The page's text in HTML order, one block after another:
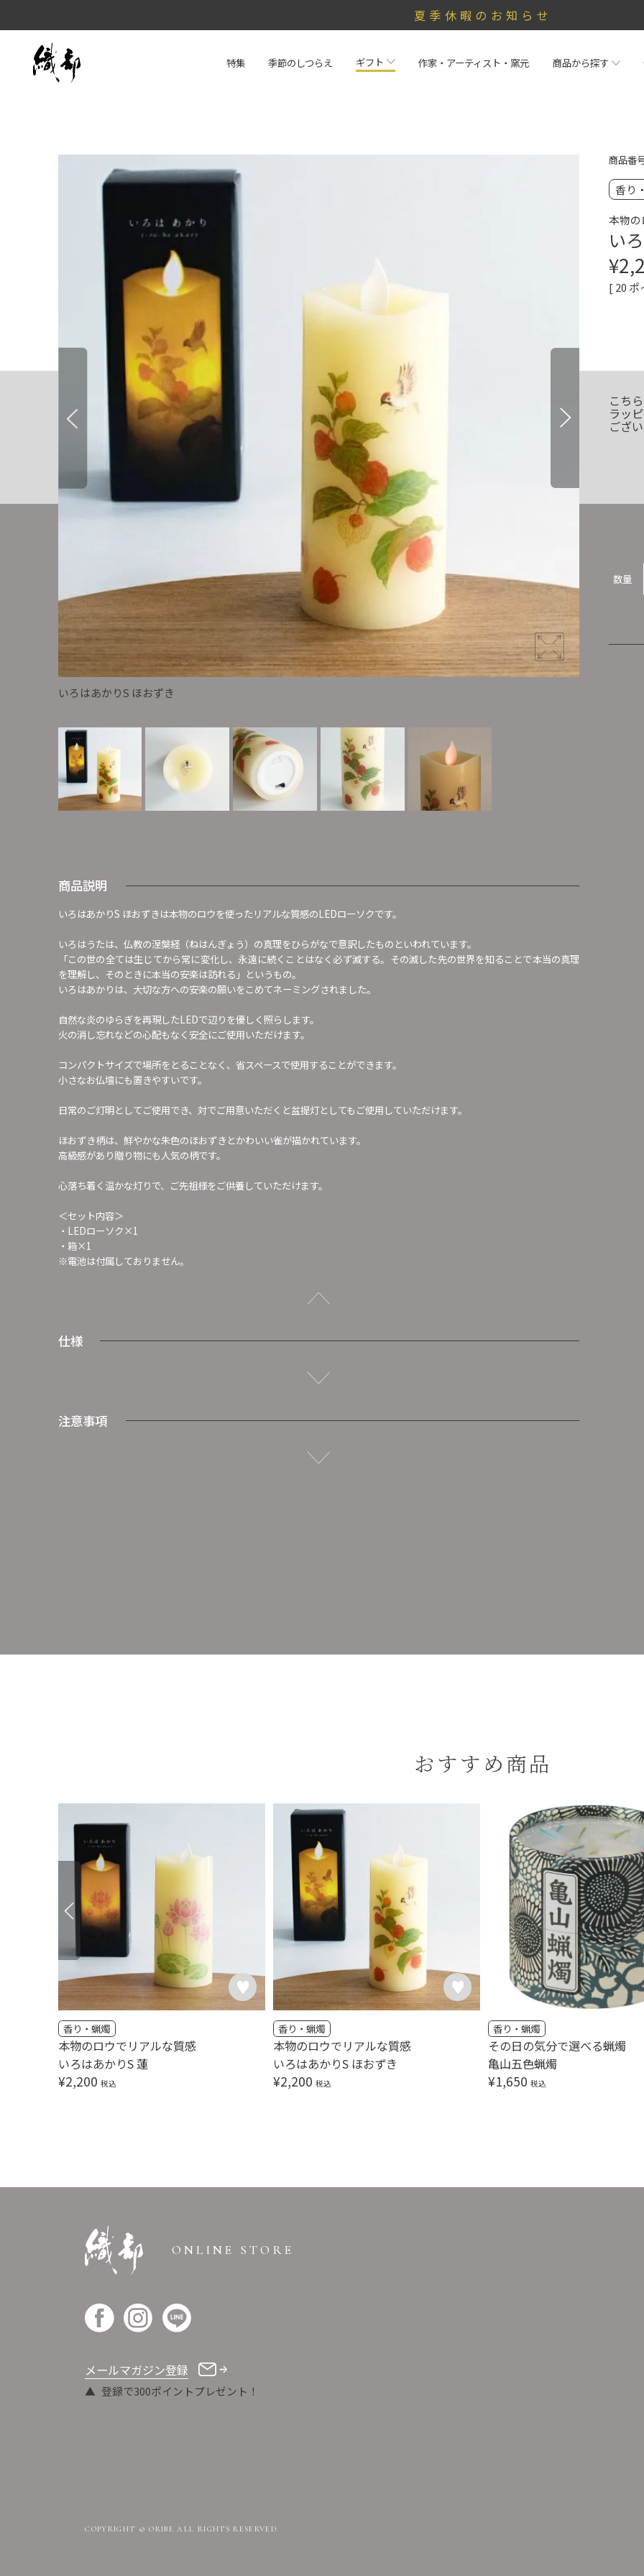
夏季休暇のお知らせ
特集 季節のしつらえ ギフト 作家・アーティスト・窯元 商品から探す
いろはあかりS ほおずき
商品説明
いろはあかりS ほおずきは本物のロウを使ったリアルな質感のLEDローソクです。
いろはうたは、仏教の涅槃経（ねはんぎょう）の真理をひらがなで意訳したものといわれています。
「この世の全ては生じてから常に変化し、永遠に続くことはなく必ず滅する。その滅した先の世界を知ることで本当の真理
を理解し、そのときに本当の安楽は訪れる」というもの。
いろはあかりは、大切な方への安楽の願いをこめてネーミングされました。
自然な炎のゆらぎを再現したLEDで辺りを優しく照らします。
火の消し忘れなどの心配もなく安全にご使用いただけます。
コンパクトサイズで場所をとることなく、省スペースで使用することができます。
小さなお仏壇にも置きやすいです。
日常のご灯明としてご使用でき、対でご用意いただくと盆提灯としてもご使用していただけます。
ほおずき柄は、鮮やかな朱色のほおずきとかわいい雀が描かれています。
高級感があり贈り物にも人気の柄です。
心落ち着く温かな灯りで、ご先祖様をご供養していただけます。
＜セット内容＞
・LEDローソク×1
・箱×1
※電池は付属しておりません。
仕様
注意事項
商品番
香り
本物
い
¥
[ 20 ポ
こち
ラッ
ござ
数量
おすすめ商品
いろはあかりS 蓮
香り・蝋燭
¥2,200 税込
本物のロウでリアルな質感
いろはあかりS ほおずき
香り・蝋燭
¥2,200 税込
本物のロウでリアルな質感
亀山五色蝋燭
香り・蝋燭
¥1,650 税込
その日の気分で選べる蝋燭
ONLINE STORE
メールマガジン登録
登録で300ポイントプレゼント！
COPYRIGHT © ORIBE ALL RIGHTS RESERVED.